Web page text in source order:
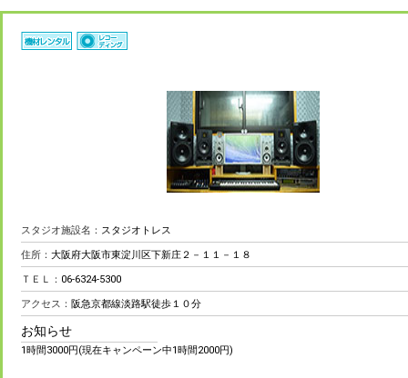
スタジオ施設名： スタジオトレス
住所： 大阪府大阪市東淀川区下新庄２－１１－１８
ＴＥＬ： 06-6324-5300
アクセス： 阪急京都線淡路駅徒歩１０分
お知らせ
1時間3000円(現在キャンペーン中1時間2000円)